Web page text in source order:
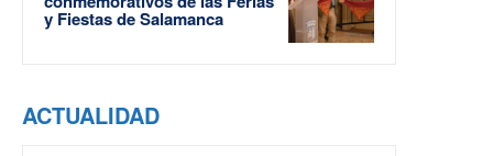
y Fiestas de Salamanca
ACTUALIDAD